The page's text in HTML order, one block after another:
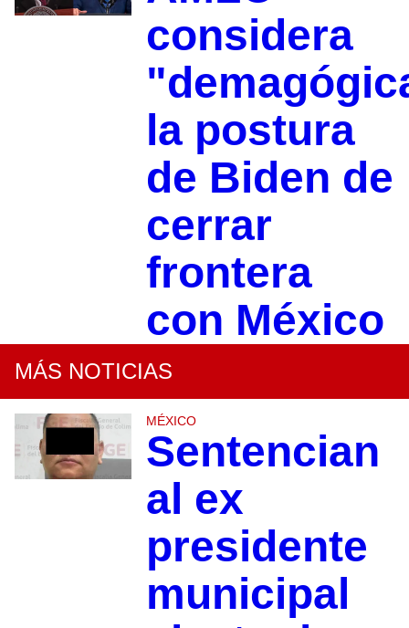
considera
la postura
de Biden de
cerrar
frontera
con México
MÁS NOTICIAS
MÉXICO
Sentencian
al ex
presidente
municipal